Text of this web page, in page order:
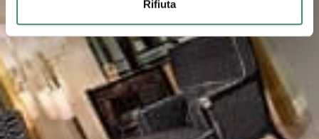
Rifiuta